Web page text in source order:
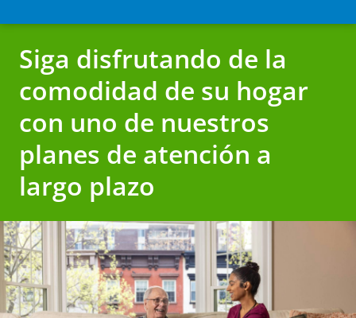
Siga disfrutando de la
comodidad de su hogar
con uno de nuestros
planes de atención a
largo plazo